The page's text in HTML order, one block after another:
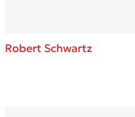
Robert Schwartz